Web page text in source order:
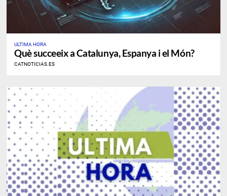
ULTIMA HORA
Què succeeix a Catalunya, Espanya i el Món?
CATNOTICIAS.ES